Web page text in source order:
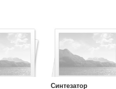
Синтезатор